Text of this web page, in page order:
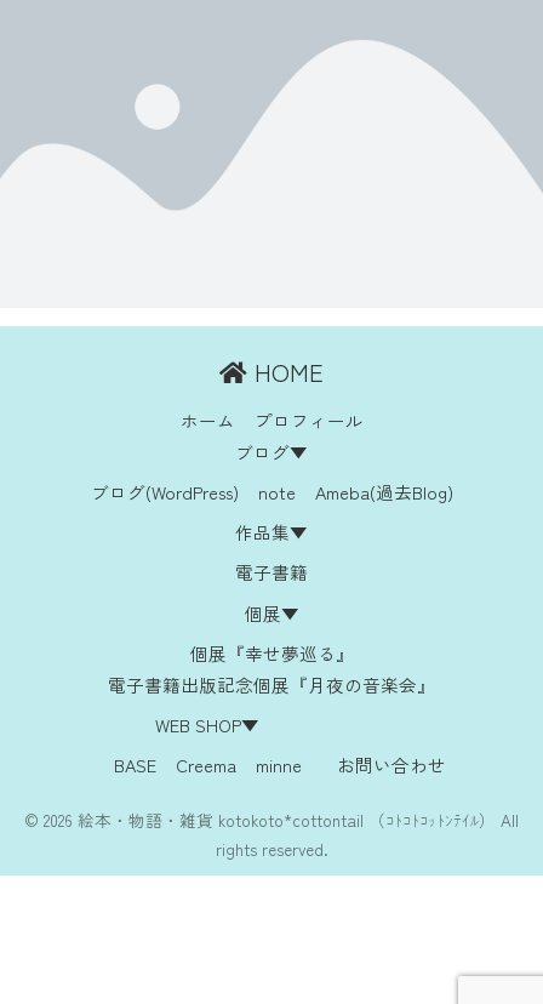
HOME
ホーム
プロフィール
ブログ▼
ブログ(WordPress)
note
Ameba(過去Blog)
作品集▼
電子書籍
個展▼
個展『幸せ夢巡る』
電子書籍出版記念個展『月夜の音楽会』
WEB SHOP▼
BASE
Creema minne お問い合わせ
© 2026 絵本・物語・雑貨 kotokoto*cottontail （ｺﾄｺﾄｺｯﾄﾝﾃｲﾙ） All
rights reserved.